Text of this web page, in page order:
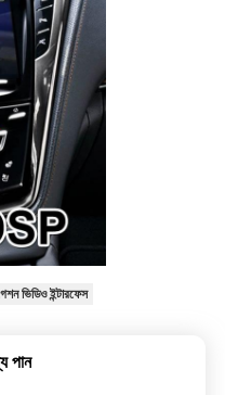
ভিডিও ইন্টারফেস
পান